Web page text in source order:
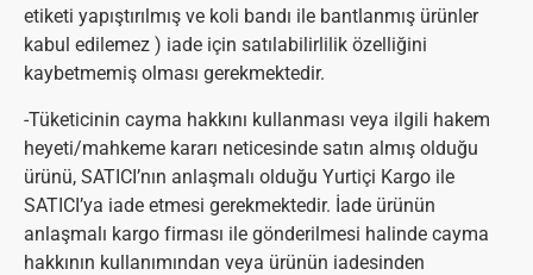
etiketi yapıştırılmış ve koli bandı ile bantlanmış ürünler
kabul edilemez ) iade için satılabilirlilik özelliğini
kaybetmemiş olması gerekmektedir.
-Tüketicinin cayma hakkını kullanması veya ilgili hakem
heyeti/mahkeme kararı neticesinde satın almış olduğu
ürünü, SATICI’nın anlaşmalı olduğu Yurtiçi Kargo ile
SATICI’ya iade etmesi gerekmektedir. İade ürünün
anlaşmalı kargo firması ile gönderilmesi halinde cayma
hakkının kullanımından veya ürünün iadesinden